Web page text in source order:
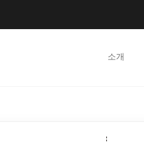
소개
레크리에이션 및 피트니스